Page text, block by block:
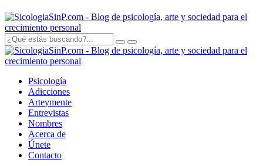
Psicología
Adicciones
Arteymente
Entrevistas
Nombres
Acerca de
Únete
Contacto